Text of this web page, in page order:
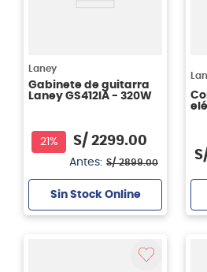
Laney
Gabinete de guitarra
Laney GS412IA - 320W
21% S/ 2299.00
Antes: S/ 2899.00
Sin Stock Online